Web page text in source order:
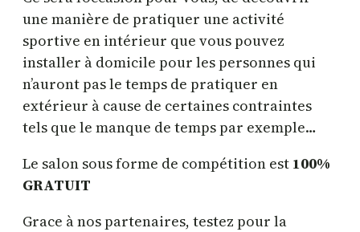
une manière de pratiquer une activité
sportive en intérieur que vous pouvez
installer à domicile pour les personnes qui
n’auront pas le temps de pratiquer en
extérieur à cause de certaines contraintes
tels que le manque de temps par exemple…
Le salon sous forme de compétition est 100%
GRATUIT
Grace à nos partenaires, testez pour la